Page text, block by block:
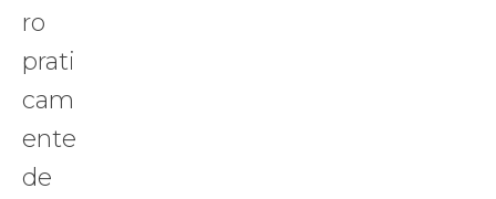
ro
prati
cam
ente
de